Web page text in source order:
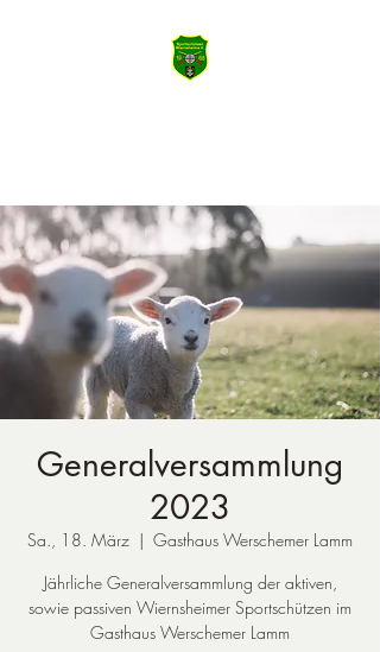
Generalversammlung
2023
Sa., 18. März
  |
Gasthaus Werschemer Lamm
Jährliche Generalversammlung der aktiven,
sowie passiven Wiernsheimer Sportschützen im
Gasthaus Werschemer Lamm